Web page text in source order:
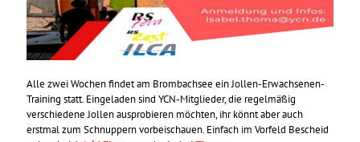
Alle zwei Wochen findet am Brombachsee ein Jollen-Erwachsenen-
Training statt. Eingeladen sind YCN-Mitglieder, die regelmäßig
verschiedene Jollen ausprobieren möchten, ihr könnt aber auch
erstmal zum Schnuppern vorbeischauen. Einfach im Vorfeld Bescheid